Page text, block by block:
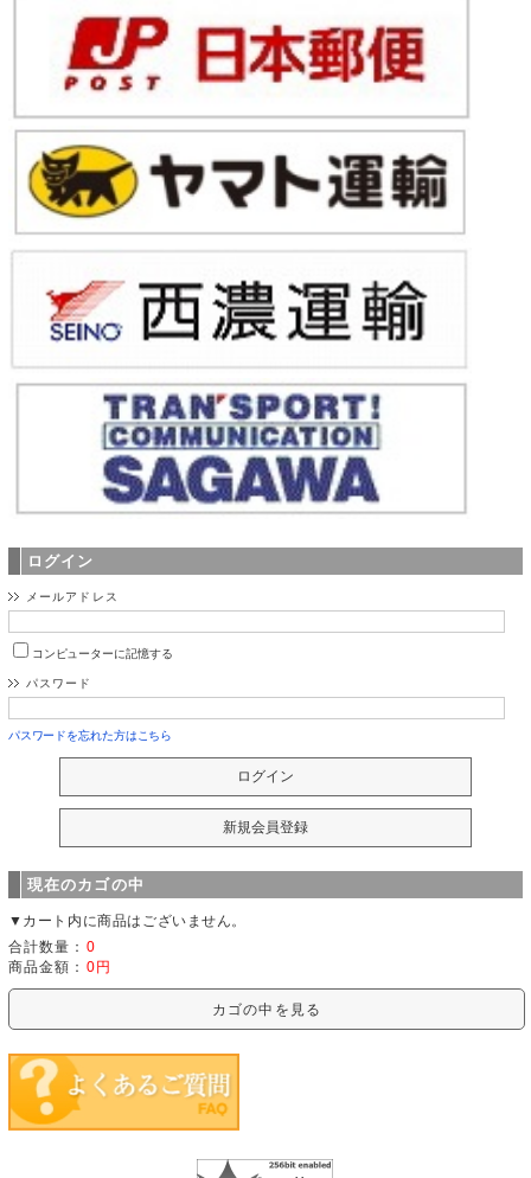
ログイン
メールアドレス
コンピューターに記憶する
パスワード
パスワードを忘れた方はこちら
現在のカゴの中
▼カート内に商品はございません。
合計数量： 0
商品金額： 0円
カゴの中を見る